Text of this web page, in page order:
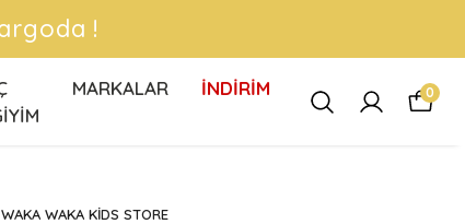
MARKALAR İNDİRİM 0
WAKA KİDS STORE